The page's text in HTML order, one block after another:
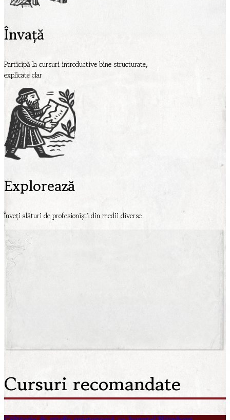
Învață
Participă la cursuri introductive bine structurate,
explicate clar
Explorează
Înveți alături de profesioniști din medii diverse
Cursuri recomandate